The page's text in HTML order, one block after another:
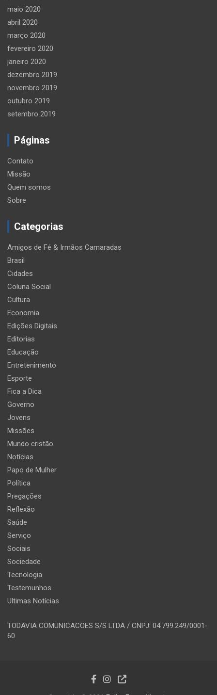
maio 2020
abril 2020
março 2020
fevereiro 2020
janeiro 2020
dezembro 2019
novembro 2019
outubro 2019
setembro 2019
Páginas
Contato
Missão
Quem somos
Sobre
Categorias
Amigos de Fé & Irmãos Camaradas
Brasil
Cidades
Coluna Social
Cultura
Economia
Edições Digitais
Editorias
Educação
Entretenimento
Esporte
Fica a Dica
Governo
Jovens
Missões
Mundo cristão
Notícias
Papo de Mulher
Política
Pregações
Reflexão
Saúde
Serviço
Sociais
Sociedade
Tecnologia
Testemunhos
Ultimas Notícias
TODAVIA COMUNICACOES S/S LTDA / CNPJ: 04.799.249/0001-
60